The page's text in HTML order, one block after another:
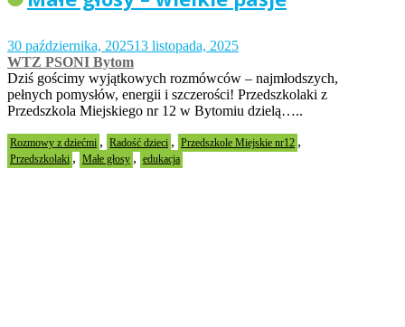
30 października, 202513 listopada, 2025
WTZ PSONI Bytom
Dziś gościmy wyjątkowych rozmówców – najmłodszych,
pełnych pomysłów, energii i szczerości! Przedszkolaki z
Przedszkola Miejskiego nr 12 w Bytomiu dzielą…..
Rozmowy z dziećmi , Radość dzieci , Przedszkole Miejskie nr12 ,
Przedszkolaki , Małe głosy , edukacja